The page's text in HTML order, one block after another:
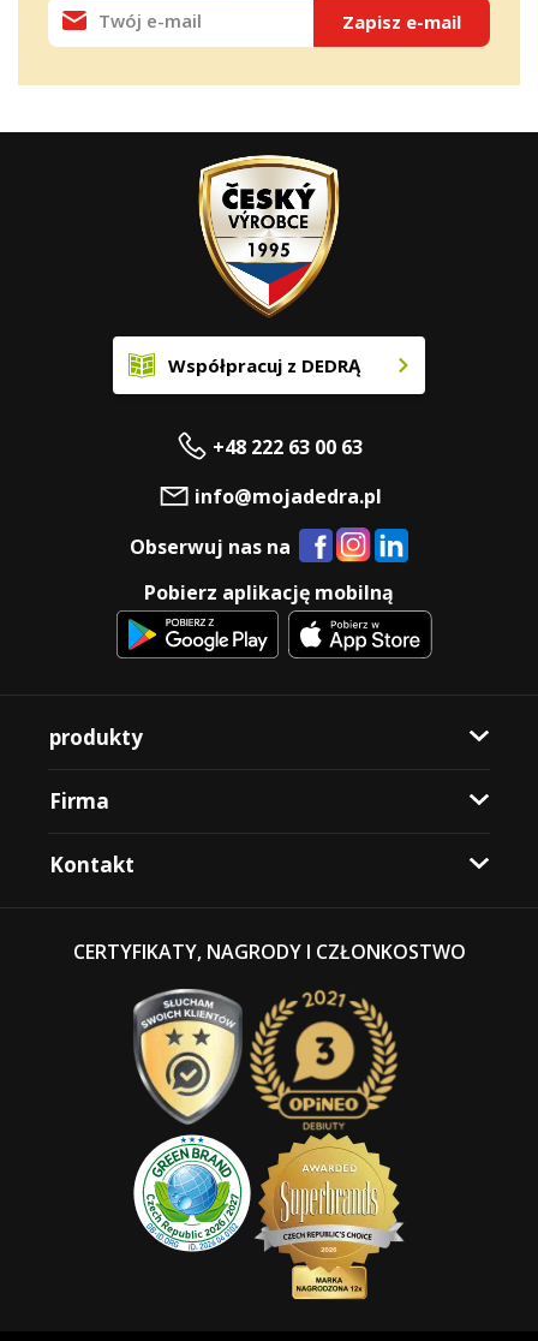
Zapisz e-mail
Współpracuj z DEDRĄ
+48 222 63 00 63
info@mojadedra.pl
Obserwuj nas na
Pobierz aplikację mobilną
produkty
Firma
Kontakt
CERTYFIKATY, NAGRODY I CZŁONKOSTWO